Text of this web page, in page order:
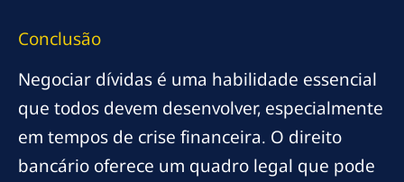
Conclusão
Negociar dívidas é uma habilidade essencial
que todos devem desenvolver, especialmente
em tempos de crise financeira. O direito
bancário oferece um quadro legal que pode